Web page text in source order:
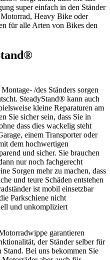
super einfach in den Ständer
Heavy Bike oder
für alle Arten von Bikes den
/des Ständers sorgen
SteadyStand® kann auch
kleine Reparaturen am
Sie sicher sein, dass Sie in
dass dies wackelig steht
einem Transporter oder
dem hochwertigen
und sicher. Sie brauchen
nur noch fachgerecht
Sorgen mehr zu machen, dass
und teure Schäden entstehen
ist mobil einsetzbar
Parkschiene nicht
und unkompliziert
garantieren
der Ständer selber für
Bei uns bekommen Sie